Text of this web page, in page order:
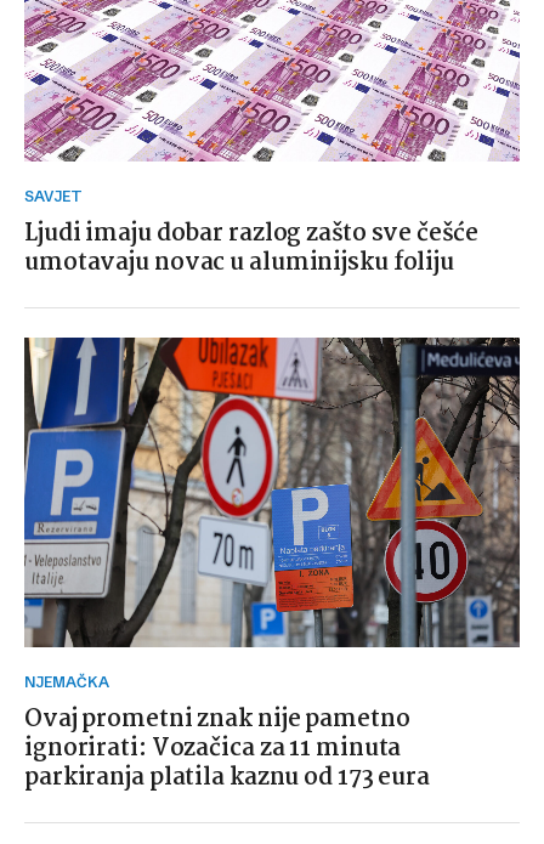
SAVJET
Ljudi imaju dobar razlog zašto sve češće
umotavaju novac u aluminijsku foliju
NJEMAČKA
Ovaj prometni znak nije pametno
ignorirati: Vozačica za 11 minuta
parkiranja platila kaznu od 173 eura